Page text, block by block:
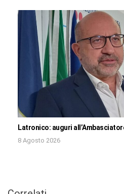
Latronico: auguri
8 Agosto 2026